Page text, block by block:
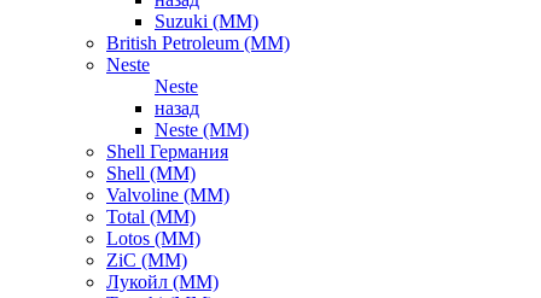
Suzuki (ММ)
British Petroleum (ММ)
Neste
Neste
назад
Neste (ММ)
Shell Германия
Shell (ММ)
Valvoline (ММ)
Total (ММ)
Lotos (ММ)
ZiC (ММ)
Лукойл (ММ)